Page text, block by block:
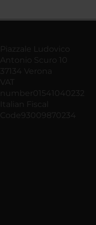
Piazzale Ludovico
Antonio Scuro 10
37134 Verona
VAT
number01541040232
Italian Fiscal
Code93009870234